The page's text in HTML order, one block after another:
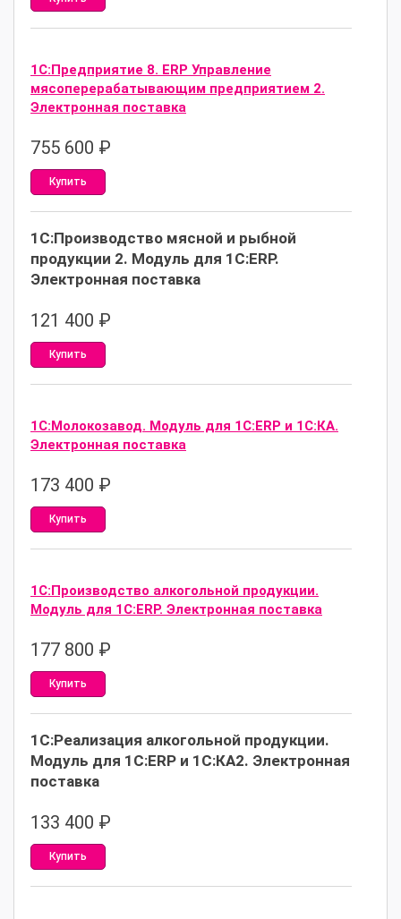
1С:Предприятие 8. ERP Управление
мясоперерабатывающим предприятием 2.
Электронная поставка
755 600 ₽
Купить
1С:Производство мясной и рыбной
продукции 2. Модуль для 1С:ERP.
Электронная поставка
121 400 ₽
Купить
1С:Молокозавод. Модуль для 1С:ERP и 1С:КА.
Электронная поставка
173 400 ₽
Купить
1С:Производство алкогольной продукции.
Модуль для 1С:ERP. Электронная поставка
177 800 ₽
Купить
1С:Реализация алкогольной продукции.
Модуль для 1С:ERP и 1С:КА2. Электронная
поставка
133 400 ₽
Купить